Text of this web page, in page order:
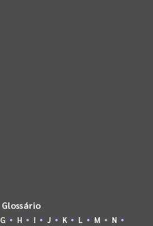
Glossário
G H I J K L M
N